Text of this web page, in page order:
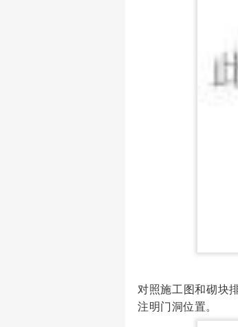
对照施工图和砌块
注明门洞位置。